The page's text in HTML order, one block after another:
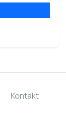
Kontakt